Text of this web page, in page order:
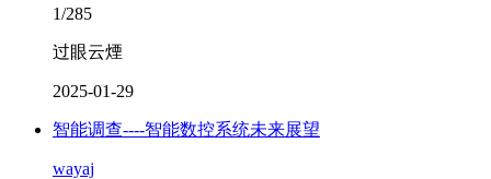
1/285
过眼云煙
2025-01-29
智能调查----智能数控系统未来展望
wayaj